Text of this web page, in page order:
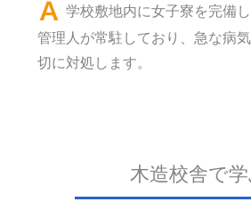
学校敷地内に女子寮を完備
管理人が常駐しており、急な病
切に対処します。
木造校舎で